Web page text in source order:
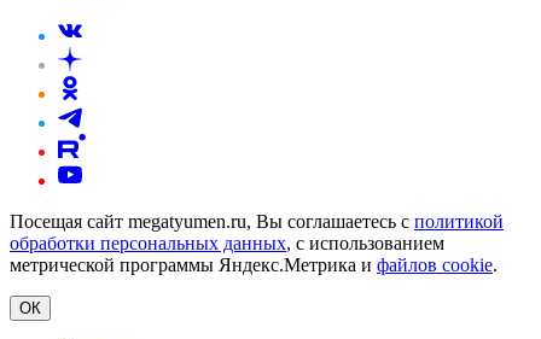
Посещая сайт megatyumen.ru, Вы соглашаетесь с политикой
обработки персональных данных, с использованием
метрической программы Яндекс.Метрика и файлов cookie.
ОК